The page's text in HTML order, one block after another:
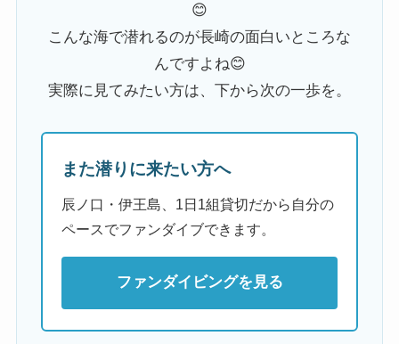
😊
こんな海で潜れるのが長崎の面白いところな
んですよね😊
実際に見てみたい方は、下から次の一歩を。
また潜りに来たい方へ
辰ノ口・伊王島、1日1組貸切だから自分の
ペースでファンダイブできます。
ファンダイビングを見る